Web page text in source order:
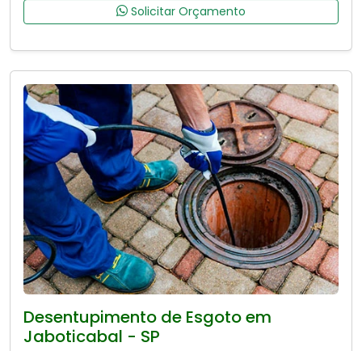
Solicitar Orçamento
Desentupimento de Esgoto em
Jaboticabal - SP